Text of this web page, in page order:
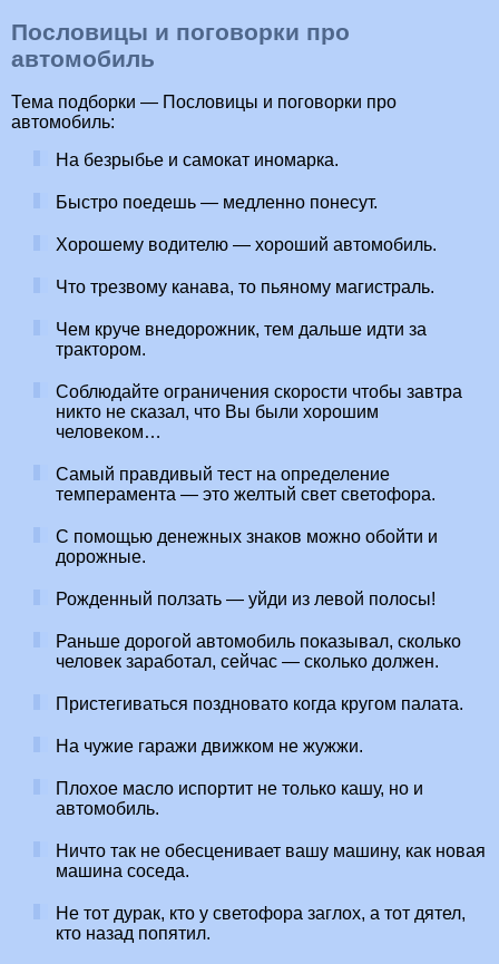
Пословицы и поговорки про
автомобиль
Тема подборки — Пословицы и поговорки про
автомобиль:
На безрыбье и самокат иномарка.
Быстро поедешь — медленно понесут.
Хорошему водителю — хороший автомобиль.
Что трезвому канава, то пьяному магистраль.
Чем круче внедорожник, тем дальше идти за
трактором.
Соблюдайте ограничения скорости чтобы завтра
никто не сказал, что Вы были хорошим
человеком…
Самый правдивый тест на определение
темперамента — это желтый свет светофора.
С помощью денежных знаков можно обойти и
дорожные.
Рожденный ползать — уйди из левой полосы!
Раньше дорогой автомобиль показывал, сколько
человек заработал, сейчас — сколько должен.
Пристегиваться поздновато когда кругом палата.
На чужие гаражи движком не жужжи.
Плохое масло испортит не только кашу, но и
автомобиль.
Ничто так не обесценивает вашу машину, как новая
машина соседа.
Не тот дурак, кто у светофора заглох, а тот дятел,
кто назад попятил.